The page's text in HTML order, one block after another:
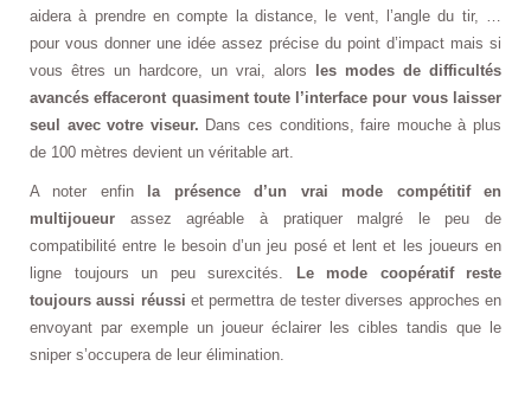
aidera à prendre en compte la distance, le vent, l’angle du tir, …
pour vous donner une idée assez précise du point d’impact mais si
vous êtres un hardcore, un vrai, alors
les modes de difficultés
avancés effaceront quasiment toute l’interface pour vous laisser
seul avec votre viseur. Dans ces conditions, faire mouche à plus
de 100 mètres devient un véritable art.
A noter enfin
la présence d’un vrai mode compétitif en
multijoueur assez agréable à pratiquer malgré le peu de
compatibilité entre le besoin d’un jeu posé et lent et les joueurs en
ligne toujours un peu surexcités.
Le mode coopératif reste
toujours aussi réussi et permettra de tester diverses approches en
envoyant par exemple un joueur éclairer les cibles tandis que le
sniper s’occupera de leur élimination.